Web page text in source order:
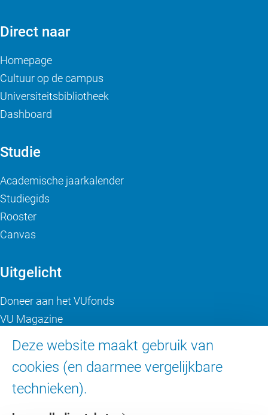
Deze website maakt gebruik van
cookies (en daarmee vergelijkbare
technieken).
Direct naar
Homepage
Cultuur op de campus
Universiteitsbibliotheek
Dashboard
Studie
Academische jaarkalender
Studiegids
Rooster
Canvas
Uitgelicht
Doneer aan het VUfonds
VU Magazine
Over de VU